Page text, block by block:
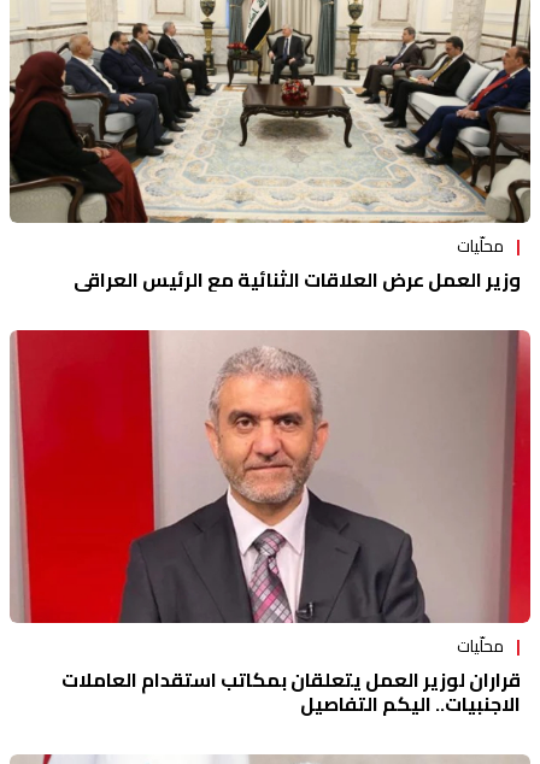
محلّيات
وزير العمل عرض العلاقات الثنائية مع الرئيس العراقي
محلّيات
قراران لوزير العمل يتعلقان بمكاتب استقدام العاملات
الاجنبيات.. اليكم التفاصيل